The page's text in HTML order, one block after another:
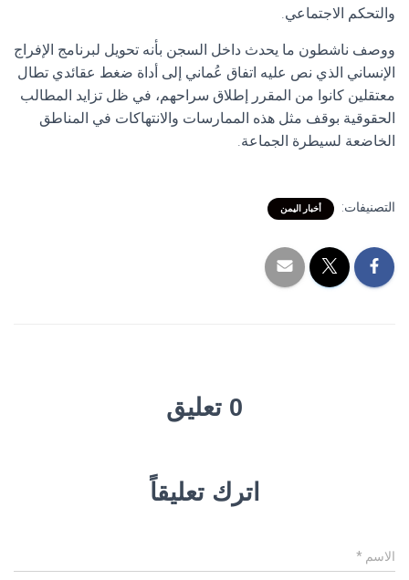
والتحكم الاجتماعي.
ووصف ناشطون ما يحدث داخل السجن بأنه تحويل لبرنامج الإفراج
الإنساني الذي نص عليه اتفاق عُماني إلى أداة ضغط عقائدي تطال
معتقلين كانوا من المقرر إطلاق سراحهم، في ظل تزايد المطالب
الحقوقية بوقف مثل هذه الممارسات والانتهاكات في المناطق
الخاضعة لسيطرة الجماعة.
التصنيفات: أخبار اليمن
0 تعليق
اترك تعليقاً
الاسم *